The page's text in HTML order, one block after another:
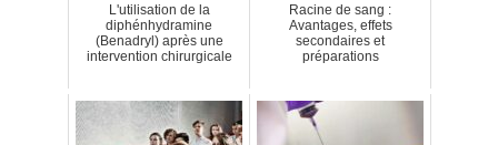
L'utilisation de la
diphénhydramine
(Benadryl) après une
intervention chirurgicale
Racine de sang :
Avantages, effets
secondaires et
préparations